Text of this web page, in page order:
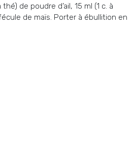
de poudre d’ail, 15 ml (1 c. à
de maïs. Porter à ébullition en